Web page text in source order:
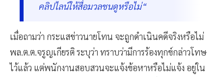
คลิปไลน์ให้สื่อมวลชนดูหรือไม่“
เมื่อถามว่า กระแสข่าวนายโทน จะถูกดำเนินคดีจริงหรือไม่
พล.ต.ต.จรูญเกียรติ ระบุว่า ทราบว่ามีการร้องทุกข์กล่าวโทษ
ไว้แล้ว แต่พนักงานสอบสวนจะแจ้งข้อหาหรือไม่แจ้ง อยู่ใน